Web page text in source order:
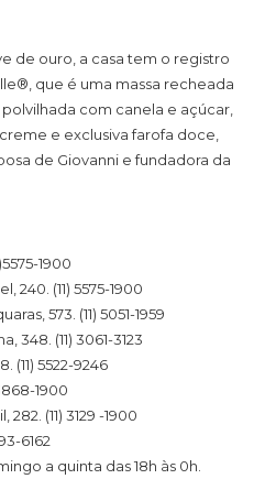
de ouro, a casa tem o registro
que é uma massa recheada
com canela e açúcar,
e exclusiva farofa doce,
de Giovanni e fundadora da
1900
240. (11) 5575-1900
573. (11) 5051-1959
348. (11) 3061-3123
(11) 5522-9246
1900
(11) 3129 -1900
6162
a quinta das 18h às 0h.